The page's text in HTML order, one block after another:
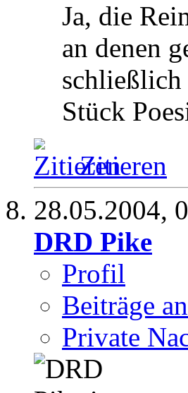
Ja, die
an denen
schließlich
Stück
Zitieren
28.05.2004,
DRD Pike
Profil
Beiträge
Private